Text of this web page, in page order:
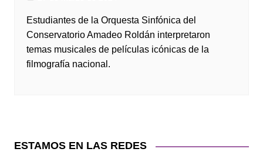
Estudiantes de la Orquesta Sinfónica del
Conservatorio Amadeo Roldán interpretaron
temas musicales de películas icónicas de la
filmografía nacional.
ESTAMOS EN LAS REDES